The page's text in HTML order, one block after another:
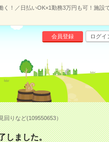
く！／日払いOK×1勤務3万円も可！施設
会員登録 ログイ
回りなど(109550653）
しました。